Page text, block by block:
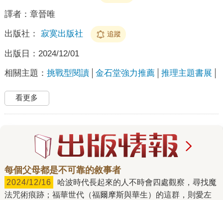
譯者： 章晉唯
出版社： 寂寞出版社 追蹤
出版日： 2024/12/01
相關主題： 挑戰型閱讀 金石堂強力推薦 推理主題書展
看更多
每個父母都是不可靠的敘事者
2024/12/16
法咒術痕跡；福華世代（福爾摩斯與華生）的這群，則愛左